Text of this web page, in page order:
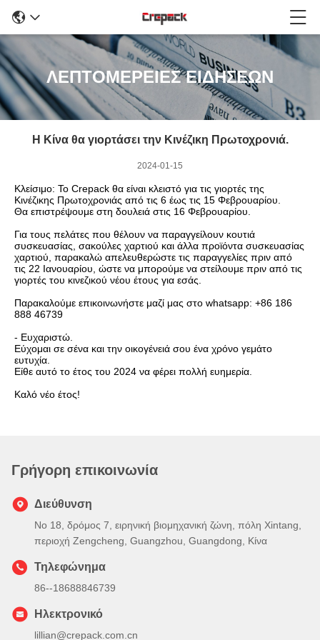
ΛΕΠΤΟΜΕΡΕΙΕΣ ΕΙΔΗΣΕΩΝ
Η Κίνα θα γιορτάσει την Κινέζικη Πρωτοχρονιά.
2024-01-15
Κλείσιμο: Το Crepack θα είναι κλειστό για τις γιορτές της
Κινέζικης Πρωτοχρονιάς από τις 6 έως τις 15 Φεβρουαρίου.
Θα επιστρέψουμε στη δουλειά στις 16 Φεβρουαρίου.
Για τους πελάτες που θέλουν να παραγγείλουν κουτιά
συσκευασίας, σακούλες χαρτιού και άλλα προϊόντα συσκευασίας
χαρτιού, παρακαλώ απελευθερώστε τις παραγγελίες πριν από
τις 22 Ιανουαρίου, ώστε να μπορούμε να στείλουμε πριν από τις
γιορτές του κινεζικού νέου έτους για εσάς.
Παρακαλούμε επικοινωνήστε μαζί μας στο whatsapp: +86 186
888 46739
- Ευχαριστώ.
Εύχομαι σε σένα και την οικογένειά σου ένα χρόνο γεμάτο
ευτυχία.
Είθε αυτό το έτος του 2024 να φέρει πολλή ευημερία.
Καλό νέο έτος!
Γρήγορη επικοινωνία
Διεύθυνση
Νο 18, δρόμος 7, ειρηνική βιομηχανική ζώνη, πόλη Xintang,
περιοχή Zengcheng, Guangzhou, Guangdong, Κίνα
Τηλεφώνημα
86--18688846739
Ηλεκτρονικό
lillian@crepack.com.cn